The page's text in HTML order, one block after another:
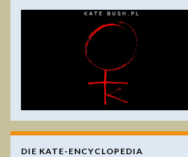
DIE KATE-ENCYCLOPEDIA